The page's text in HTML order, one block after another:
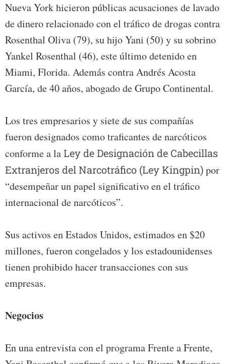
Nueva York hicieron públicas acusaciones de lavado
de dinero relacionado con el tráfico de drogas contra
Rosenthal Oliva (79), su hijo Yani (50) y su sobrino
Yankel Rosenthal (46), este último detenido en
Miami, Florida. Además contra Andrés Acosta
García, de 40 años, abogado de Grupo Continental.
Los tres empresarios y siete de sus compañías
fueron designados como traficantes de narcóticos
conforme a laLey de Designación de Cabecillas
Extranjeros del Narcotráfico (Ley Kingpin)por
“desempeñar un papel significativo en el tráfico
internacional de narcóticos”.
Sus activos en Estados Unidos, estimados en $20
millones, fueron congelados y los estadounidenses
tienen prohibido hacer transacciones con sus
empresas.
Negocios
En una entrevista con el programa Frente a Frente,